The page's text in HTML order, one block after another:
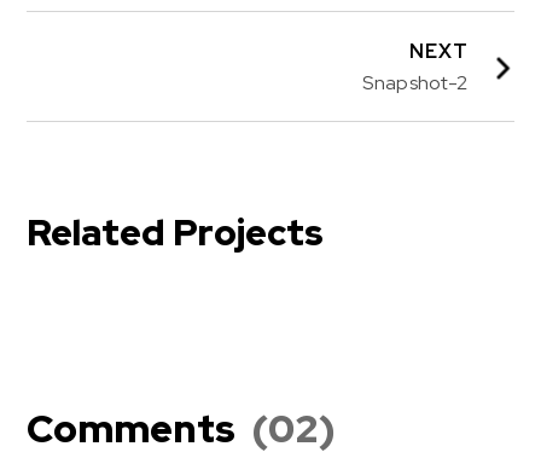
NEXT
Snapshot-2
Related Projects
Comments (02)